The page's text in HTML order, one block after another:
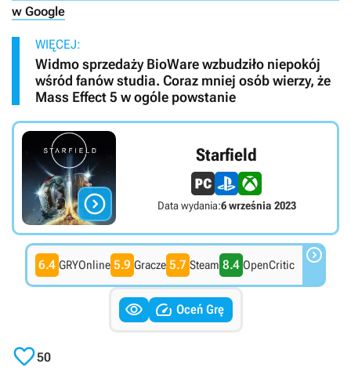
w Google
WIĘCEJ:
Widmo sprzedaży BioWare wzbudziło niepokój
wśród fanów studia. Coraz mniej osób wierzy, że
Mass Effect 5 w ogóle powstanie

Starfield
Data wydania:6 września 2023
6.4 GRYOnline 5.9 Gracze 5.7 Steam 8.4 OpenCritic 
  Oceń Grę
50